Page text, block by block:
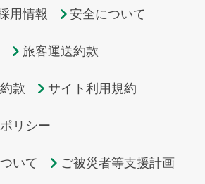
用情報 安全について
旅客運送約款
款 サイト利用規約
リシー
いて ご被災者等支援計画